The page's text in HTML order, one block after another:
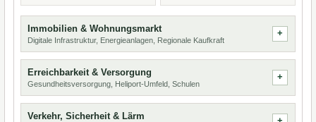
Immobilien & Wohnungsmarkt
Digitale Infrastruktur, Energieanlagen, Regionale Kaufkraft
Erreichbarkeit & Versorgung
Gesundheitsversorgung, Heliport-Umfeld, Schulen
Verkehr, Sicherheit & Lärm